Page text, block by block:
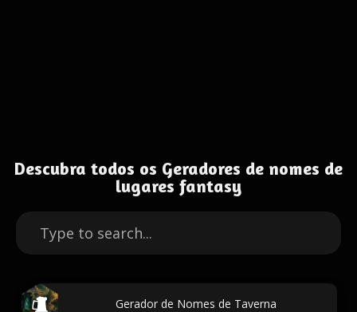
Descubra todos os Geradores de nomes de
lugares fantasy
Gerador de Nomes de Taverna